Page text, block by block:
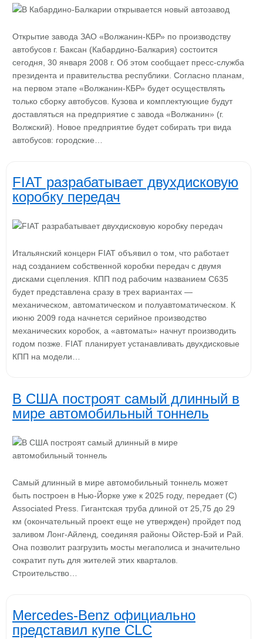
Открытие завода ЗАО «Волжанин-КБР» по производству
автобусов г. Баксан (Кабардино-Балкария) состоится
сегодня, 30 января 2008 г. Об этом сообщает пресс-служба
президента и правительства республики. Согласно планам,
на первом этапе «Волжанин-КБР» будет осуществлять
только сборку автобусов. Кузова и комплектующие будут
доставляться на предприятие с завода «Волжанин» (г.
Волжский). Новое предприятие будет собирать три вида
автобусов: городские…
FIAT разрабатывает двухдисковую
коробку передач
Итальянский концерн FIAT объявил о том, что работает
над созданием собственной коробки передач с двумя
дисками сцепления. КПП под рабочим названием C635
будет представлена сразу в трех вариантах —
механическом, автоматическом и полуавтоматическом. К
июню 2009 года начнется серийное производство
механических коробок, а «автоматы» начнут производить
годом позже. FIAT планирует устанавливать двухдисковые
КПП на модели…
В США построят самый длинный в
мире автомобильный тоннель
Самый длинный в мире автомобильный тоннель может
быть построен в Нью-Йорке уже к 2025 году, передает (С)
Associated Press. Гигантская труба длиной от 25,75 до 29
км (окончательный проект еще не утвержден) пройдет под
заливом Лонг-Айленд, соединяя районы Ойстер-Бэй и Рай.
Она позволит разгрузить мосты мегаполиса и значительно
сократит путь для жителей этих кварталов.
Строительство…
Mercedes-Benz официально
представил купе CLC